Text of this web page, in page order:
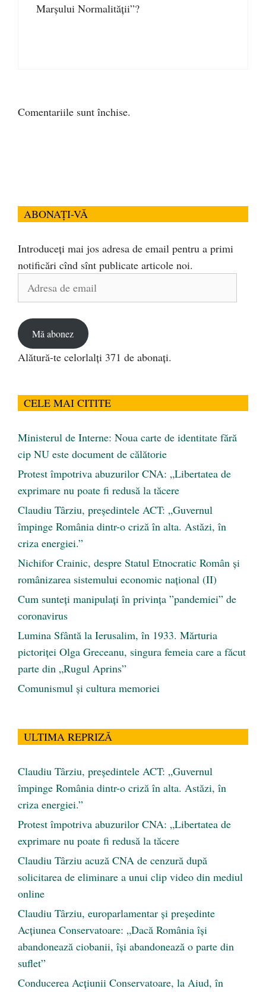
Marșului Normalității”?
Comentariile sunt închise.
ABONAȚI-VĂ
Introduceți mai jos adresa de email pentru a primi
notificări cînd sînt publicate articole noi.
Adresa
Mă abonez
Alătură-te celorlalți 371 de abonați.
CELE MAI CITITE
Ministerul de Interne: Noua carte de identitate fără
cip NU este document de călătorie
Protest împotriva abuzurilor CNA: „Libertatea de
exprimare nu poate fi redusă la tăcere
Claudiu Târziu, președintele ACT: „Guvernul
împinge România dintr-o criză în alta. Astăzi, în
criza energiei.”
Nichifor Crainic, despre Statul Etnocratic Român şi
românizarea sistemului economic naţional (II)
Cum sunteți manipulați în privința ”pandemiei” de
coronavirus
Lumina Sfântă la Ierusalim, în 1933. Mărturia
pictoriței Olga Greceanu, singura femeia care a făcut
parte din „Rugul Aprins”
Comunismul şi cultura memoriei
ULTIMA REPRIZĂ
Claudiu Târziu, președintele ACT: „Guvernul
împinge România dintr-o criză în alta. Astăzi, în
criza energiei.”
Protest împotriva abuzurilor CNA: „Libertatea de
exprimare nu poate fi redusă la tăcere
Claudiu Târziu acuză CNA de cenzură după
solicitarea de eliminare a unui clip video din mediul
online
Claudiu Târziu, europarlamentar și președinte
Acțiunea Conservatoare: „Dacă România își
abandonează ciobanii, își abandonează o parte din
suflet”
Conducerea Acțiunii Conservatoare, la Aiud, în